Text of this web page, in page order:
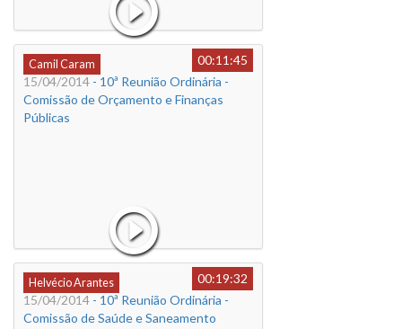
Camil Caram
00:11:45
15/04/2014 - 10ª Reunião Ordinária -
Comissão de Orçamento e Finanças
Públicas
Helvécio Arantes
00:19:32
15/04/2014 - 10ª Reunião Ordinária -
Comissão de Saúde e Saneamento